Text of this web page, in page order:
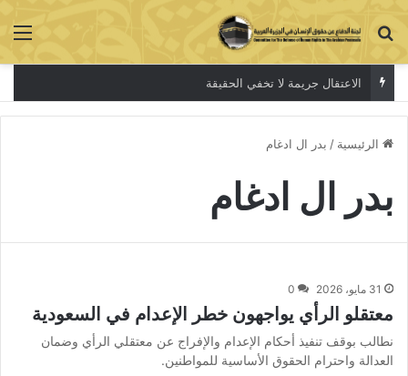
بحث عن
الاعتقال جريمة لا تخفي الحقيقة
الرئيسية / بدر ال ادغام
بدر ال ادغام
31 مايو، 2026 0
معتقلو الرأي يواجهون خطر الإعدام في السعودية
نطالب بوقف تنفيذ أحكام الإعدام والإفراج عن معتقلي الرأي وضمان
العدالة واحترام الحقوق الأساسية للمواطنين.